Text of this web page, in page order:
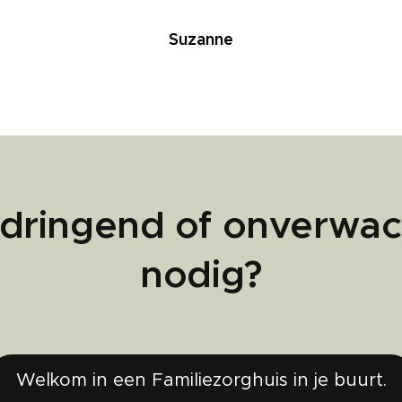
Suzanne
of
nodig?
Welkom in een Familiezorghuis in je buurt.